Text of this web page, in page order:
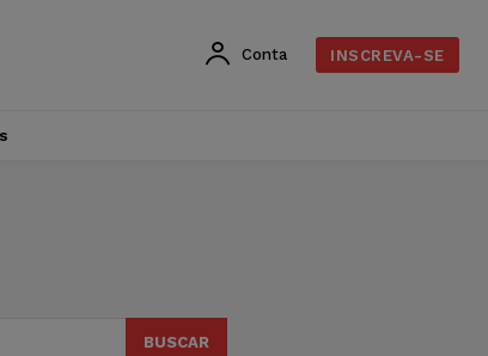
Conta INSCREVA-SE
BUSCAR